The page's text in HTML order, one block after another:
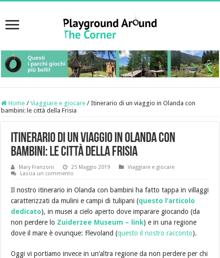
Home / Viaggiare e giocare / Itinerario di un viaggio in Olanda con
bambini: le città della Frisia
Itinerario di un viaggio in Olanda con
bambini: le città della Frisia
Mary Franzoni 25 Maggio 2019
Viaggiare e giocare
Lascia un commento
Il nostro itinerario in Olanda con bambini ha fatto tappa in villaggi
caratterizzati da mulini e campi di tulipani (questo l’articolo
dedicato), in musei a cielo aperto dove imparare giocando (da
non perdere lo Zuiderzee Museum – link) e in una regione
dove il mare è ovunque: Flevoland (questo il nostro racconto).
Oggi vi portiamo invece in un’altra regione da non perdere per chi